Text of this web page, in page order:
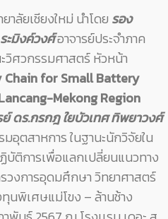
ลัยเชียงใหม่ นำโดย รอง
ะมิงค์วงศ์อาจารย์ประจำภาค
ศวกรรมศาสตร์ หัวหน้า
Chain for Small Battery
Mekong Region
ดร.กรกฎ ใยบัวเทศ ทิพยาวงศ์
อุตสาหการ ในฐานะนักวิจัยใน
บัติการเพื่อแลกเปลี่ยนแนวทาง
วงการอุดมศึกษา วิทยาศาสตร์
นพิเศษแม่โขง – ล้านช้าง